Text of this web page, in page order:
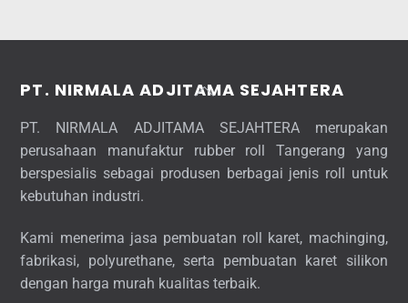
Back
Top
PT. NIRMALA ADJITAMA SEJAHTERA
PT. NIRMALA ADJITAMA SEJAHTERA merupakan
perusahaan manufaktur rubber roll Tangerang yang
berspesialis sebagai produsen berbagai jenis roll untuk
kebutuhan industri.
Kami menerima jasa pembuatan roll karet, machinging,
fabrikasi, polyurethane, serta pembuatan karet silikon
dengan harga murah kualitas terbaik.